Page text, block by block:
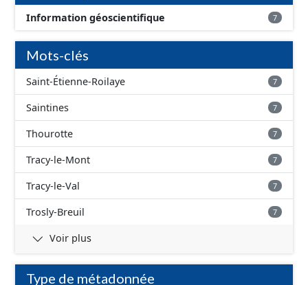
Information géoscientifique 7
Mots-clés
Saint-Étienne-Roilaye 7
Saintines 7
Thourotte 7
Tracy-le-Mont 7
Tracy-le-Val 7
Trosly-Breuil 7
Voir plus
Type de métadonnée